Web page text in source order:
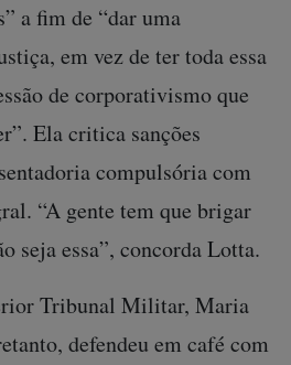
a fim de “dar uma
em vez de ter toda essa
de corporativismo que
Ela critica sanções
compulsória com
“A gente tem que brigar
seja essa”, concorda Lotta.
Tribunal Militar, Maria
defendeu em café com